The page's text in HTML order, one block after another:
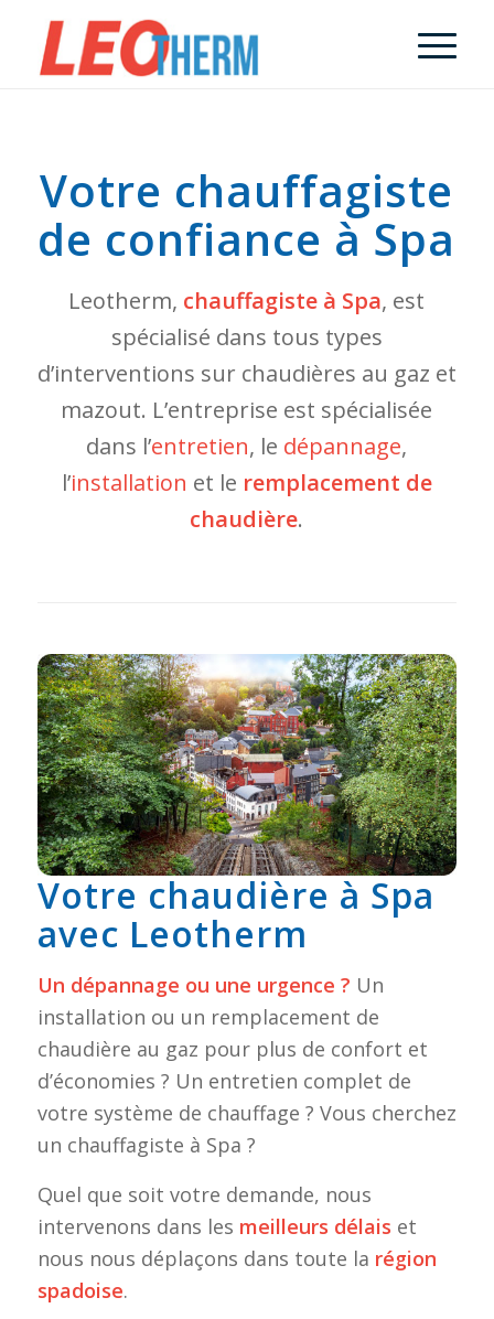
Votre chauffagiste
de confiance à Spa
Leotherm, chauffagiste à Spa, est
spécialisé dans tous types
d’interventions sur chaudières au gaz et
mazout. L’entreprise est spécialisée
dans l’entretien, le dépannage,
l’installation et le remplacement de
chaudière.
Votre chaudière à Spa
avec Leotherm
Un dépannage ou une urgence ? Un
installation ou un remplacement de
chaudière au gaz pour plus de confort et
d’économies ? Un entretien complet de
votre système de chauffage ? Vous cherchez
un chauffagiste à Spa ?
Quel que soit votre demande, nous
intervenons dans les meilleurs délais et
nous nous déplaçons dans toute la région
spadoise.